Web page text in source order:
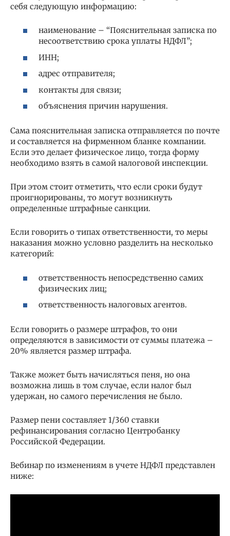
себя следующую информацию:
наименование – “Пояснительная записка по
несоответствию срока уплаты НДФЛ”;
ИНН;
адрес отправителя;
контакты для связи;
объяснения причин нарушения.
Сама пояснительная записка отправляется по почте
и составляется на фирменном бланке компании.
Если это делает физическое лицо, тогда форму
необходимо взять в самой налоговой инспекции.
При этом стоит отметить, что если сроки будут
проигнорированы, то могут возникнуть
определенные штрафные санкции.
Если говорить о типах ответственности, то меры
наказания можно условно разделить на несколько
категорий:
ответственность непосредственно самих
физических лиц;
ответственность налоговых агентов.
Если говорить о размере штрафов, то они
определяются в зависимости от суммы платежа –
20% является размер штрафа.
Также может быть начисляться пеня, но она
возможна лишь в том случае, если налог был
удержан, но самого перечисления не было.
Размер пени составляет 1/360 ставки
рефинансирования согласно Центробанку
Российской Федерации.
Вебинар по изменениям в учете НДФЛ представлен
ниже: